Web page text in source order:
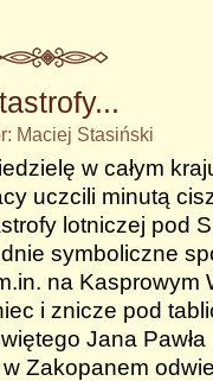
Maciej Stasiński
w całym
uczcili minutą
lotniczej pod
symboliczne
na Kasprowym
i znicze pod
Jana
Zakopanem